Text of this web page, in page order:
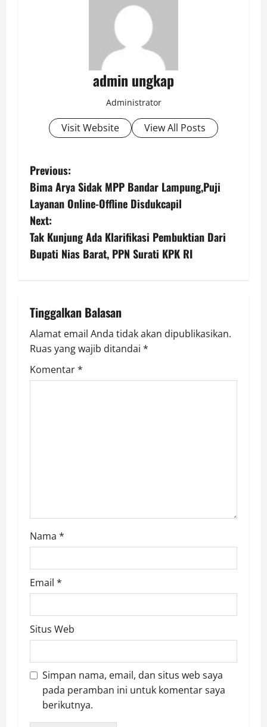
admin ungkap
Administrator
Visit Website View All Posts
P
o
s
t
v
i
g
Previous:
Bima Arya Sidak MPP Bandar Lampung,Puji
Layanan Online-Offline Disdukcapil
Next:
Tak Kunjung Ada Klarifikasi Pembuktian Dari
Bupati Nias Barat, PPN Surati KPK RI
Tinggalkan Balasan
Alamat email Anda tidak akan dipublikasikan.
Ruas yang wajib ditandai *
Komentar*
Nama *
Email *
Situs Web
Simpan nama, email, dan situs web saya
pada peramban ini untuk komentar saya
berikutnya.